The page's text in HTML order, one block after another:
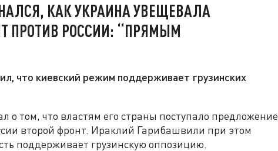
КАК УКРАИНА УВЕЩЕВАЛА
ПРОТИВ РОССИИ: “ПРЯМЫМ
что киевский режим поддерживает грузинских
о том, что властям его страны поступало предложение
второй фронт. Ираклий Гарибашвили при этом
поддерживает грузинскую оппозицию.